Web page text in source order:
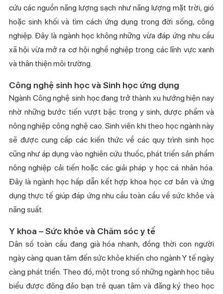
cứu các nguồn năng lượng sạch như năng lượng mặt trời, gió
hoặc sinh khối và tìm cách ứng dụng trong đời sống, công
nghiệp. Đây là ngành học không những vừa đáp ứng nhu cầu
xã hội vừa mở ra cơ hội nghề nghiệp trong các lĩnh vực xanh
và thân thiện môi trường.
Công nghệ sinh họcvà Sinh học ứng dụng
Ngành Công nghệ sinh học đang trở thành xu hướng hiện nay
nhờ những bước tiến vượt bậc trong y sinh, dược phẩm và
nông nghiệp công nghệ cao. Sinh viên khi theo học ngành này
sẽ được cung cấp các kiến thức về các quy trình sinh học
cũng như áp dụng vào nghiên cứu thuốc, phát triển sản phẩm
nông nghiệp cải tiến hoặc các giải pháp y học cá nhân hóa.
Đây là ngành học hấp dẫn kết hợp khoa học cơ bản và ứng
dụng thực tế giúp đáp ứng nhu cầu toàn cầu về sức khỏe và
năng suất.
Y khoa – Sức khỏevà Chăm sóc y tế
Dân số toàn cầu đang già hóa nhanh, đồng thời con người
ngày càng quan tâm đến sức khỏe khiến cho ngành Y tế ngày
càng phát triển. Theo đó, một trong số những ngành học tiêu
biểu được đông đảo bạn trẻ quan tâm và đăng ký theo học